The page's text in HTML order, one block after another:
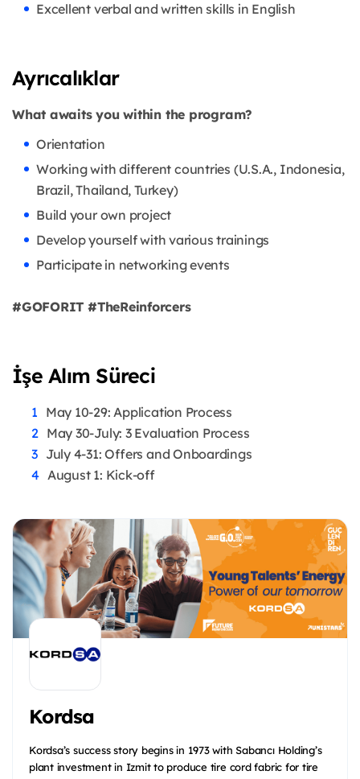
Excellent verbal and written skills in English
Ayrıcalıklar
What awaits you within the program?
Orientation
Working with different countries (U.S.A., Indonesia,
Brazil, Thailand, Turkey)
Build your own project
Develop yourself with various trainings
Participate in networking events
#GOFORIT #TheReinforcers
İşe Alım Süreci
May 10-29: Application Process
May 30-July: 3 Evaluation Process
July 4-31: Offers and Onboardings
August 1: Kick-off
Kordsa
Kordsa’s success story begins in 1973 with Sabancı Holding’s
plant investment in Izmit to produce tire cord fabric for tire